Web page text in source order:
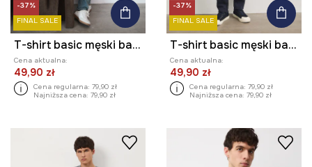
-37%
FINAL SALE
T-shirt basic męski bawełniany z elastanem
Cena aktualna:
49,90 zł
Cena regularna: 79,90 zł
Najniższa cena: 79,90 zł
-37%
FINAL SALE
T-shirt basic męski bawełniany z elastanem
Cena aktualna:
49,90 zł
Cena regularna: 79,90 zł
Najniższa cena: 79,90 zł